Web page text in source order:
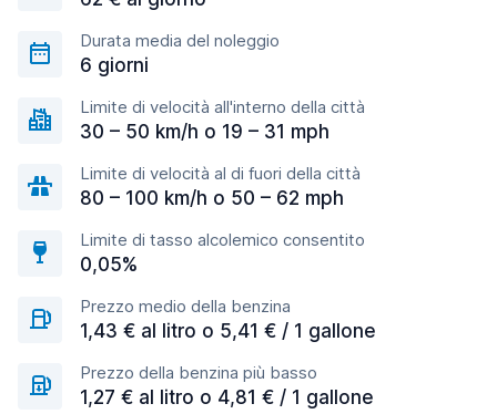
Durata media del noleggio
6 giorni
Limite di velocità all'interno della città
30 – 50 km/h o 19 – 31 mph
Limite di velocità al di fuori della città
80 – 100 km/h o 50 – 62 mph
Limite di tasso alcolemico consentito
0,05%
Prezzo medio della benzina
1,43 € al litro o 5,41 € / 1 gallone
Prezzo della benzina più basso
1,27 € al litro o 4,81 € / 1 gallone